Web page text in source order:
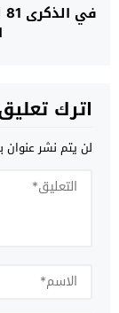
اترك
لن يتم نشر عنوان